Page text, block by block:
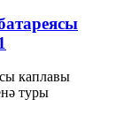
каплавы
туры